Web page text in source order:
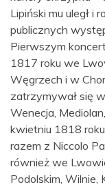
Lipiński mu uległ i
publicznych
Pierwszym
1817 roku we
Węgrzech i w
zatrzymywał się
Wenecja,
kwietniu 1818
razem z Niccolo
również we
Podolskim, Wilnie,